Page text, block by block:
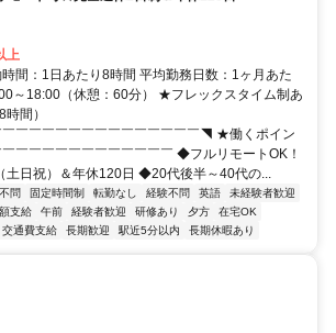
上
間：1日あたり8時間 平均勤務日数：1ヶ月あた
～18:00（休憩：60分） ★フレックスタイム制あ
間）
￣￣￣￣￣￣￣￣￣￣￣￣￣￣◥ ★働くポイン
￣￣￣￣￣￣￣￣￣￣￣￣ ◆フルリモートOK！
日祝）＆年休120日 ◆20代後半～40代の...
問 固定時間制 転勤なし 経験不問 英語
未経験者歓迎
支給 午前 経験者歓迎 研修あり 夕方
在宅OK
交通費支給 長期歓迎 駅近5分以内 長期休暇あり